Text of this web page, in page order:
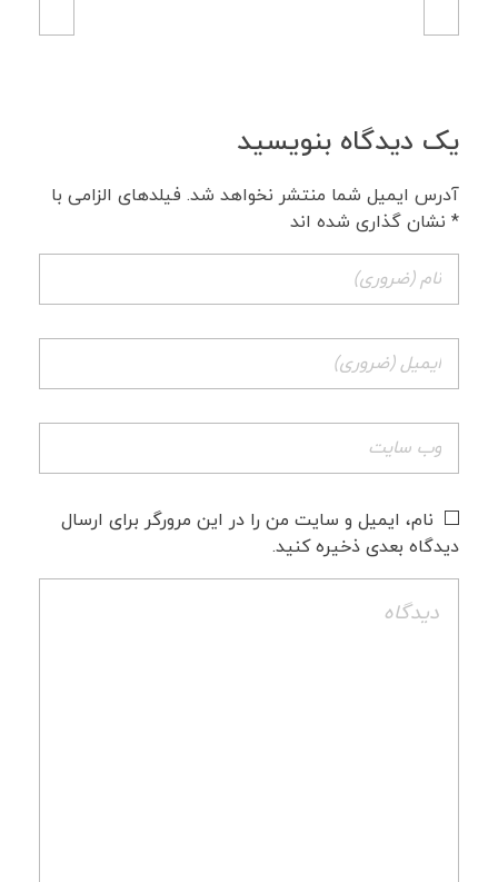
یک دیدگاه بنویسید
آدرس ایمیل شما منتشر نخواهد شد. فیلدهای الزامی با
* نشان گذاری شده اند
نام، ایمیل و سایت من را در این مرورگر برای ارسال
دیدگاه بعدی ذخیره کنید.